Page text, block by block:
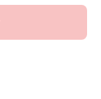
Good